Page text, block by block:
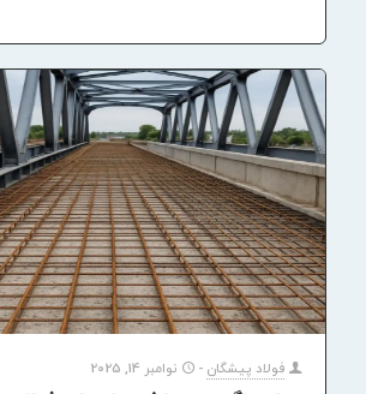
فولاد پیشگان - نوامبر 14, 2025